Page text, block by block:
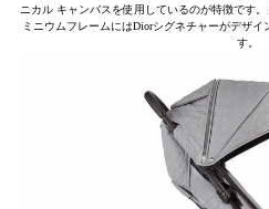
ニカル キャンバスを使用しているのが特徴です
ミニウムフレームにはDiorシグネチャーがデザ
す。